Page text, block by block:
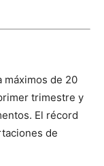
máximos de 20
trimestre y
El récord
de